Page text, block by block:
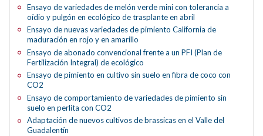
Ensayo de variedades de melón verde mini con tolerancia a
oídio y pulgón en ecológico de trasplante en abril
Ensayo de nuevas variedades de pimiento California de
maduración en rojo y en amarillo
Ensayo de abonado convencional frente a un PFI (Plan de
Fertilización Integral) de ecológico
Ensayo de pimiento en cultivo sin suelo en fibra de coco con
CO2
Ensayo de comportamiento de variedades de pimiento sin
suelo en perlita con CO2
Adaptación de nuevos cultivos de brassicas en el Valle del
Guadalentín